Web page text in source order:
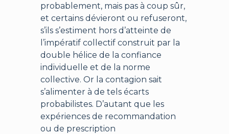
probablement, mais pas à coup sûr,
et certains dévieront ou refuseront,
s’ils s’estiment hors d’atteinte de
l’impératif collectif construit par la
double hélice de la confiance
individuelle et de la norme
collective. Or la contagion sait
s’alimenter à de tels écarts
probabilistes. D’autant que les
expériences de recommandation
ou de prescription